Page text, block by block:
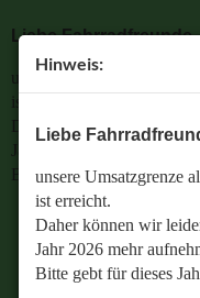
Hinweis:
Liebe
unsere Umsatzgrenze
ist erreicht.
Daher können wir
Jahr 2026 mehr
Bitte gebt für dieses
Liebe Fahrradfreunde,
unsere Umsatzgrenze als
ist erreicht.
Daher können wir leider
Jahr 2026 mehr aufnehmen.
Bitte gebt für dieses Jahr
Verfügbarkeit:
könnt, sind auch im
verfügbar.